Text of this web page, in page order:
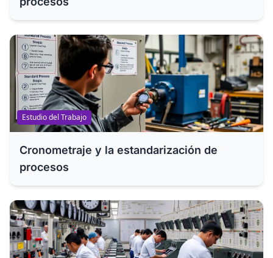
Estudio del Trabajo
Cronometraje y la estandarización de
procesos